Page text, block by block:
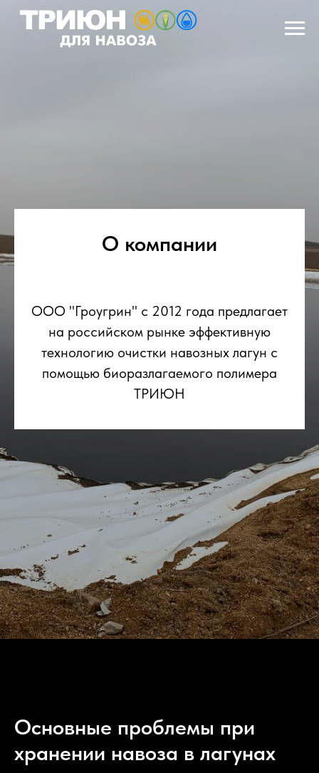
О компании
ООО "Гроугрин" с 2012 года предлагает
на российском рынке эффективную
технологию очистки навозных лагун с
помощью биоразлагаемого полимера
ТРИЮН
Основные проблемы при
хранении навоза в лагунах